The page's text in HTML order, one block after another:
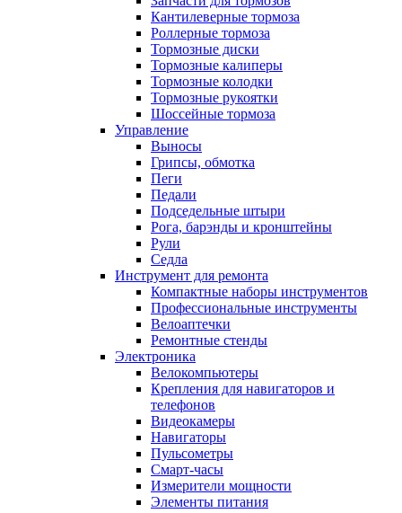
Кантилеверные тормоза
Роллерные тормоза
Тормозные диски
Тормозные калиперы
Тормозные колодки
Тормозные рукоятки
Шоссейные тормоза
Управление
Выносы
Грипсы, обмотка
Пеги
Педали
Подседельные штыри
Рога, барэнды и кронштейны
Рули
Седла
Инструмент для ремонта
Компактные наборы инструментов
Профессиональные инструменты
Велоаптечки
Ремонтные стенды
Электроника
Велокомпьютеры
Крепления для навигаторов и
телефонов
Видеокамеры
Навигаторы
Пульсометры
Смарт-часы
Измерители мощности
Элементы питания